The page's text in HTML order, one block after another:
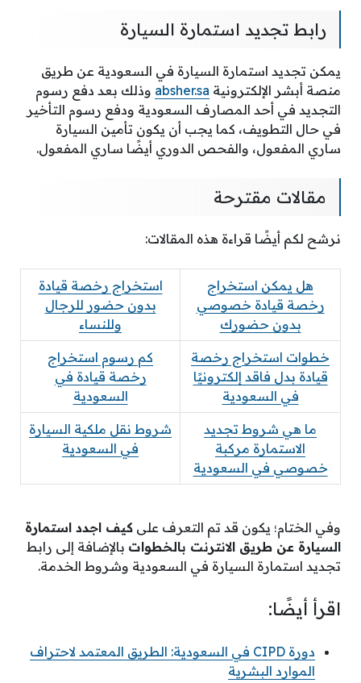
رابط تجديد استمارة السيارة
يمكن تجديد استمارة السيارة في السعودية عن طريق
منصة أبشر الإلكترونية absher.sa وذلك بعد دفع رسوم
التجديد في أحد المصارف السعودية ودفع رسوم التأخير
في حال التطويف، كما يجب أن يكون تأمين السيارة
ساري المفعول، والفحص الدوري أيضًا ساري المفعول.
مقالات مقترحة
نرشح لكم أيضًا قراءة هذه المقالات:
هل يمكن استخراج
رخصة قيادة خصوصي
بدون حضورك
استخراج رخصة قيادة
بدون حضور للرجال
وللنساء
خطوات استخراج رخصة
قيادة بدل فاقد إلكترونيًا
في السعودية
كم رسوم استخراج
رخصة قيادة في
السعودية
ما هي شروط تجديد
الاستمارة مركبة
خصوصي في السعودية
شروط نقل ملكية السيارة
في السعودية
وفي الختام؛ يكون قد تم التعرف على كيف اجدد استمارة
السيارة عن طريق الانترنت بالخطوات بالإضافة إلى رابط
تجديد استمارة السيارة في السعودية وشروط الخدمة.
اقرأ أيضًا:
دورة CIPD في السعودية: الطريق المعتمد لاحتراف
الموارد البشرية